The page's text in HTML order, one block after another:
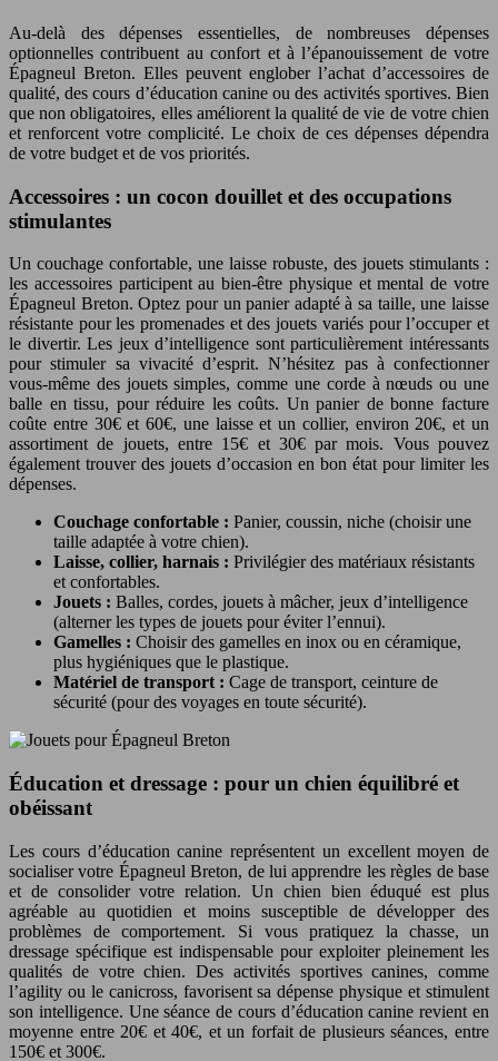
Au-delà des dépenses essentielles, de nombreuses dépenses
optionnelles contribuent au confort et à l’épanouissement de votre
Épagneul Breton. Elles peuvent englober l’achat d’accessoires de
qualité, des cours d’éducation canine ou des activités sportives. Bien
que non obligatoires, elles améliorent la qualité de vie de votre chien
et renforcent votre complicité. Le choix de ces dépenses dépendra
de votre budget et de vos priorités.
Accessoires : un cocon douillet et des occupations
stimulantes
Un couchage confortable, une laisse robuste, des jouets stimulants :
les accessoires participent au bien-être physique et mental de votre
Épagneul Breton. Optez pour un panier adapté à sa taille, une laisse
résistante pour les promenades et des jouets variés pour l’occuper et
le divertir. Les jeux d’intelligence sont particulièrement intéressants
pour stimuler sa vivacité d’esprit. N’hésitez pas à confectionner
vous-même des jouets simples, comme une corde à nœuds ou une
balle en tissu, pour réduire les coûts. Un panier de bonne facture
coûte entre 30€ et 60€, une laisse et un collier, environ 20€, et un
assortiment de jouets, entre 15€ et 30€ par mois. Vous pouvez
également trouver des jouets d’occasion en bon état pour limiter les
dépenses.
Couchage confortable : Panier, coussin, niche (choisir une
taille adaptée à votre chien).
Laisse, collier, harnais : Privilégier des matériaux résistants
et confortables.
Jouets : Balles, cordes, jouets à mâcher, jeux d’intelligence
(alterner les types de jouets pour éviter l’ennui).
Gamelles : Choisir des gamelles en inox ou en céramique,
plus hygiéniques que le plastique.
Matériel de transport : Cage de transport, ceinture de
sécurité (pour des voyages en toute sécurité).
Éducation et dressage : pour un chien équilibré et
obéissant
Les cours d’éducation canine représentent un excellent moyen de
socialiser votre Épagneul Breton, de lui apprendre les règles de base
et de consolider votre relation. Un chien bien éduqué est plus
agréable au quotidien et moins susceptible de développer des
problèmes de comportement. Si vous pratiquez la chasse, un
dressage spécifique est indispensable pour exploiter pleinement les
qualités de votre chien. Des activités sportives canines, comme
l’agility ou le canicross, favorisent sa dépense physique et stimulent
son intelligence. Une séance de cours d’éducation canine revient en
moyenne entre 20€ et 40€, et un forfait de plusieurs séances, entre
150€ et 300€.